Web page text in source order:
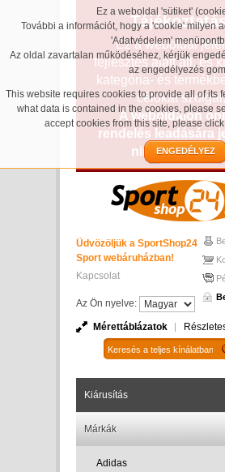
Ez a weboldal 'sütiket'
További a információt, hogy a 'cookie' milyen
'Adatvédelem'
Az oldal zavartalan működéséhez, kérjük
az engedélyezés
This website requires cookies to provide all of its
what data is contained in the cookies, please
accept cookies from this site, please
ENGEDÉLYEZ
Ez a weboldal
fejlesztés alatt áll, és
kategória- és
célokat szolgál.
A weboldalon
rendelés leadására
nincs
Üdvözöljük a SportShop24
Sport webáruházban!
Kapcsolat
Az Ön nyelve:
Mérettáblázatok
Kiárusítás
Márkák
Adidas